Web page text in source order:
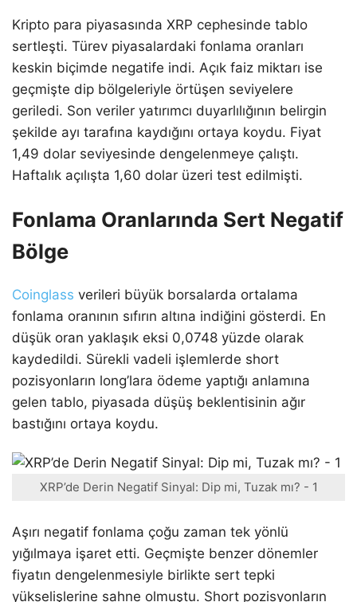
Kripto para piyasasında XRP cephesinde tablo
sertleşti. Türev piyasalardaki fonlama oranları
keskin biçimde negatife indi. Açık faiz miktarı ise
geçmişte dip bölgeleriyle örtüşen seviyelere
geriledi. Son veriler yatırımcı duyarlılığının belirgin
şekilde ayı tarafına kaydığını ortaya koydu. Fiyat
1,49 dolar seviyesinde dengelenmeye çalıştı.
Haftalık açılışta 1,60 dolar üzeri test edilmişti.
Fonlama Oranlarında Sert Negatif
Bölge
Coinglass verileri büyük borsalarda ortalama
fonlama oranının sıfırın altına indiğini gösterdi. En
düşük oran yaklaşık eksi 0,0748 yüzde olarak
kaydedildi. Sürekli vadeli işlemlerde short
pozisyonların long’lara ödeme yaptığı anlamına
gelen tablo, piyasada düşüş beklentisinin ağır
bastığını ortaya koydu.
XRP’de Derin Negatif Sinyal: Dip mi, Tuzak mı? - 1
Aşırı negatif fonlama çoğu zaman tek yönlü
yığılmaya işaret etti. Geçmişte benzer dönemler
fiyatın dengelenmesiyle birlikte sert tepki
yükselişlerine sahne olmuştu. Short pozisyonların